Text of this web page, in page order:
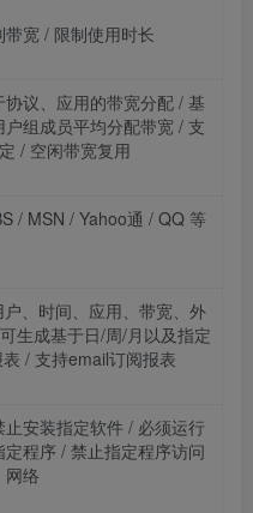
带宽 / 限制使用时长
协议、应用的带宽分配/ 基
户组成员平均分配带宽 / 支
/ 空闲带宽复用
/ MSN / Yahoo通 / QQ 等
、时间、应用、带宽、外
可生成基于日/周/月以及指定
/ 支持email订阅报表
止安装指定软件/ 必须运行
定程序 / 禁止指定程序访问
网络